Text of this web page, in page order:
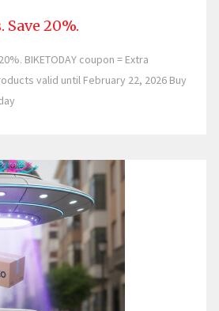
Save 20%.
BIKETODAY coupon = Extra
valid until February 22, 2026 Buy